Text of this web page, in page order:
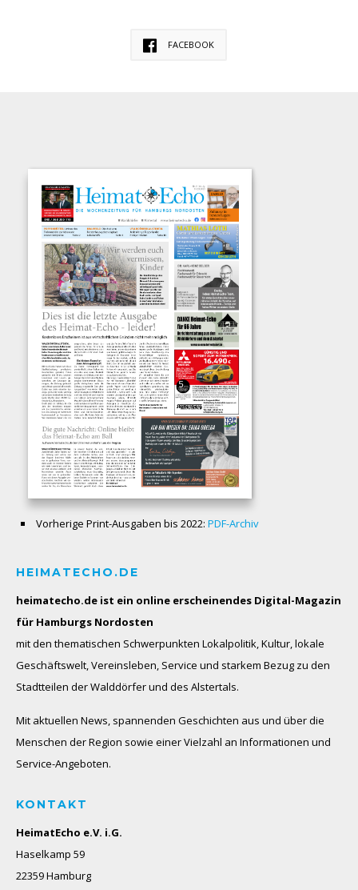
FACEBOOK
Vorherige Print-Ausgaben bis 2022: PDF-Archiv
HEIMATECHO.DE
heimatecho.de ist ein online erscheinendes Digital-Magazin
für Hamburgs Nordosten
mit den thematischen Schwerpunkten Lokalpolitik, Kultur, lokale
Geschäftswelt, Vereinsleben, Service und starkem Bezug zu den
Stadtteilen der Walddörfer und des Alstertals.
Mit aktuellen News, spannenden Geschichten aus und über die
Menschen der Region sowie einer Vielzahl an Informationen und
Service-Angeboten.
KONTAKT
HeimatEcho e.V. i.G.
Haselkamp 59
22359 Hamburg